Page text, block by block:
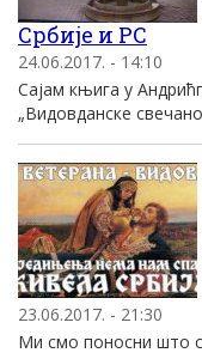
Србије и РС
24.06.2017. - 14:10
Сајам књига у
„Видовданске
23.06.2017. - 21:30
Ми смо поносни што